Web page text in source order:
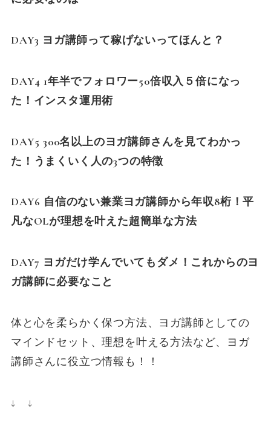
DAY3 ヨガ講師って稼げないってほんと？
DAY4 1年半でフォロワー50倍収入５倍になっ
た！インスタ運用術
DAY5 300名以上のヨガ講師さんを見てわかっ
た！うまくいく人の3つの特徴
DAY6 自信のない兼業ヨガ講師から年収8桁！平
凡なOLが理想を叶えた超簡単な方法
DAY7 ヨガだけ学んでいてもダメ！これからのヨ
ガ講師に必要なこと
体と心を柔らかく保つ方法、ヨガ講師としての
マインドセット、理想を叶える方法など、ヨガ
講師さんに役立つ情報も！！
↓ ↓